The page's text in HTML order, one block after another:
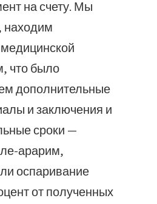
на счету. Мы
находим
что было
дополнительные
и заключения и
сроки —
арарим,
оспаривание
от полученных